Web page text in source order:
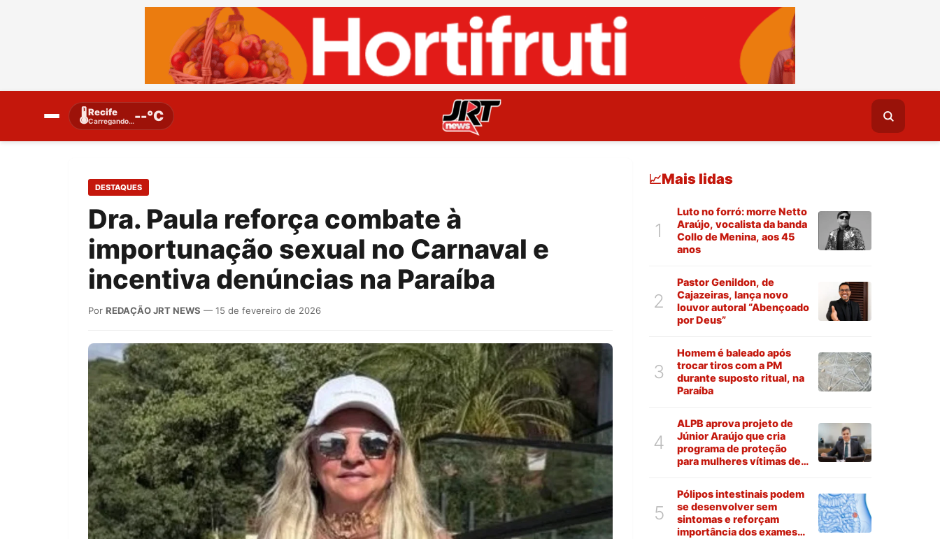
🌡️Recife
Carregando…--°C
DESTAQUES
Dra. Paula reforça combate à
importunação sexual no Carnaval e
incentiva denúncias na Paraíba
Por REDAÇÃO JRT NEWS — 15 de fevereiro de 2026
📈Mais lidas
1
Luto no forró: morre Netto
Araújo, vocalista da banda
Collo de Menina, aos 45
anos
2
Pastor Genildon, de
Cajazeiras, lança novo
louvor autoral “Abençoado
por Deus”
3
Homem é baleado após
trocar tiros com a PM
durante suposto ritual, na
Paraíba
4
ALPB aprova projeto de
Júnior Araújo que cria
programa de proteção
para mulheres vítimas de
5
Pólipos intestinais podem
se desenvolver sem
sintomas e reforçam
importância dos exames